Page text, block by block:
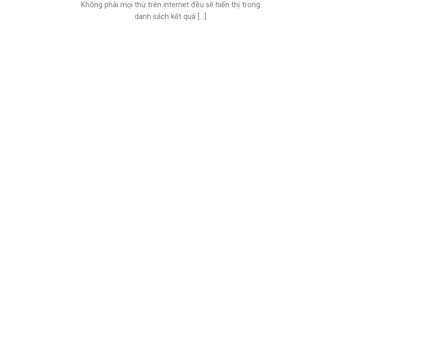
Không phải mọi thứ trên internet đều sẽ hiển thị trong
danh sách kết quả [...]